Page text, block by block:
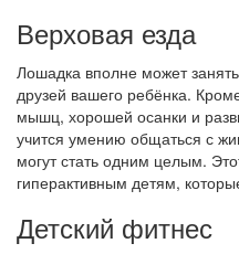
Верховая езда
Лошадка вполне может
друзей вашего ребёнка.
мышц, хорошей осанки и
учится умению общаться с
могут стать одним целым.
гиперактивным детям,
Детский фитнес